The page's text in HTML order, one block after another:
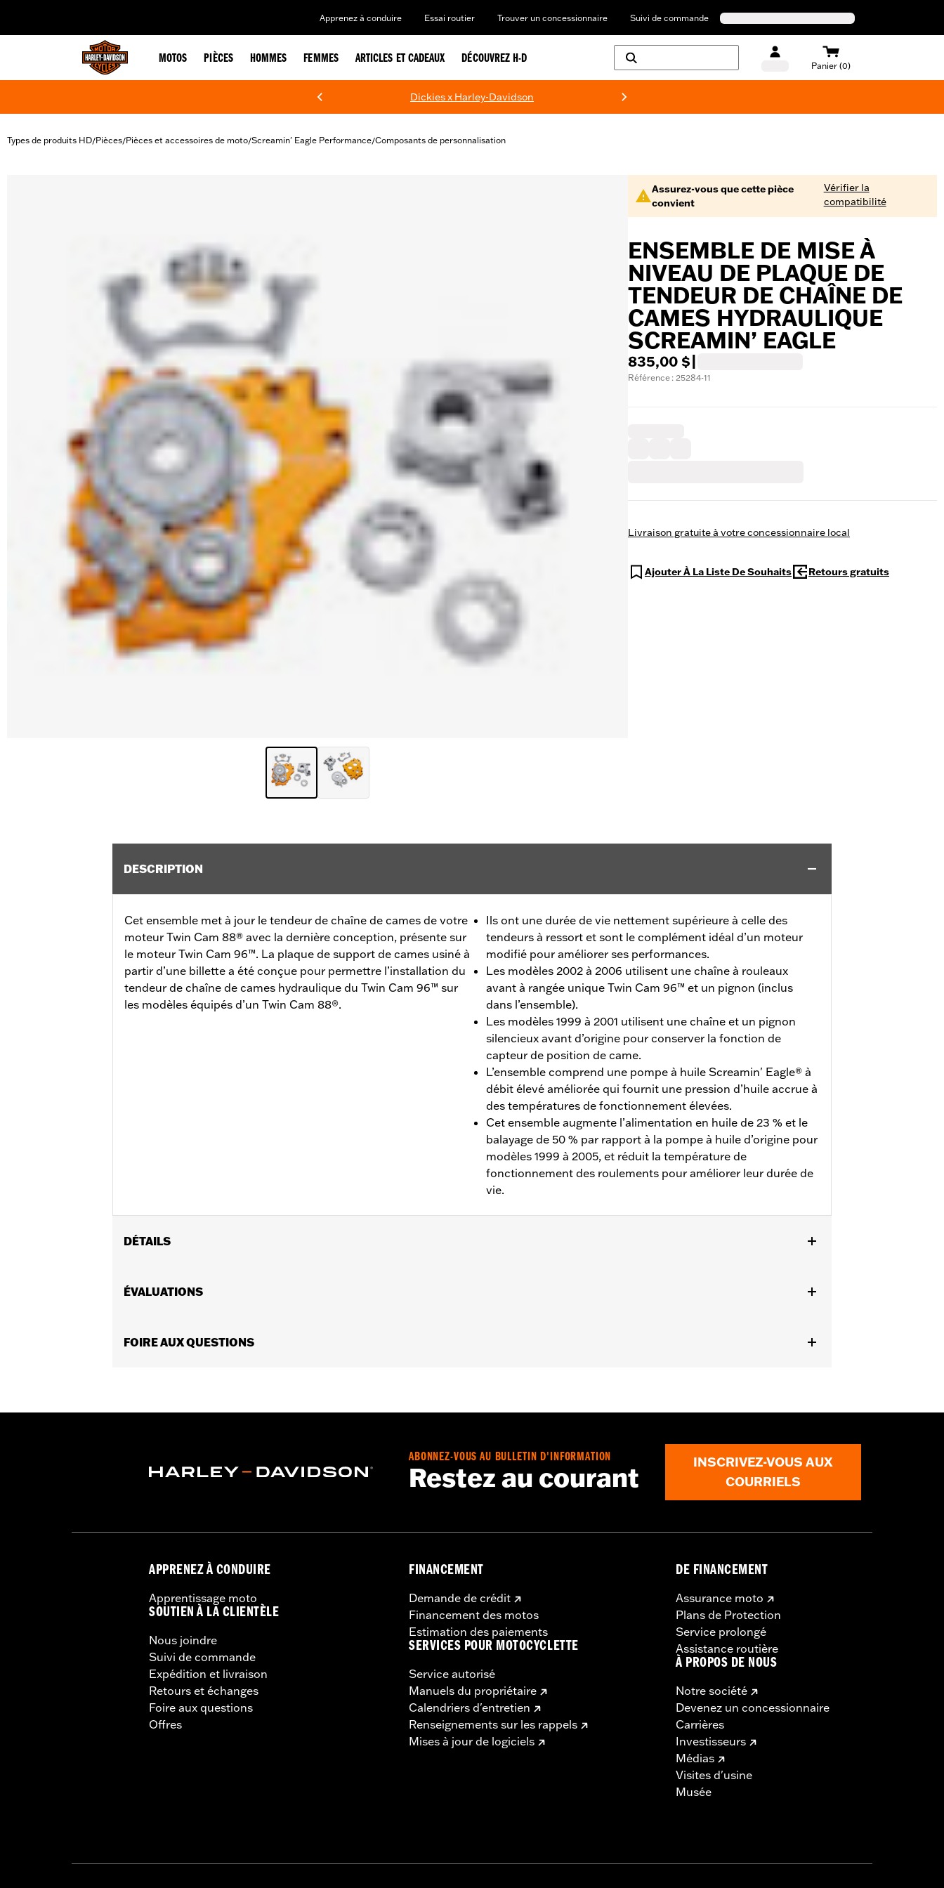
Apprenez à conduire Essai routier Trouver un concessionnaire Suivi de commande
MOTOS PIÈCES HOMMES FEMMES ARTICLES ET CADEAUX DÉCOUVREZ H-D
Panier (0)
Dickies x Harley-Davidson
Types de produits HD/Pièces/Pièces et accessoires de moto/Screamin' Eagle Performance/Composants de personnalisation
Assurez-vous que cette pièce
convient
Vérifier la
compatibilité
ENSEMBLE DE MISE À
NIVEAU DE PLAQUE DE
TENDEUR DE CHAÎNE DE
CAMES HYDRAULIQUE
SCREAMIN’ EAGLE
835,00 $
Référence : 25284-11
Livraison gratuite à votre concessionnaire local
Ajouter À La Liste De Souhaits Retours gratuits
DESCRIPTION
Cet ensemble met à jour le tendeur de chaîne de cames de votre
moteur Twin Cam 88® avec la dernière conception, présente sur
le moteur Twin Cam 96™. La plaque de support de cames usiné à
partir d’une billette a été conçue pour permettre l’installation du
tendeur de chaîne de cames hydraulique du Twin Cam 96™ sur
les modèles équipés d’un Twin Cam 88®.
Ils ont une durée de vie nettement supérieure à celle des
tendeurs à ressort et sont le complément idéal d’un moteur
modifié pour améliorer ses performances.
Les modèles 2002 à 2006 utilisent une chaîne à rouleaux
avant à rangée unique Twin Cam 96™ et un pignon (inclus
dans l’ensemble).
Les modèles 1999 à 2001 utilisent une chaîne et un pignon
silencieux avant d’origine pour conserver la fonction de
capteur de position de came.
L’ensemble comprend une pompe à huile Screamin' Eagle® à
débit élevé améliorée qui fournit une pression d’huile accrue à
des températures de fonctionnement élevées.
Cet ensemble augmente l’alimentation en huile de 23 % et le
balayage de 50 % par rapport à la pompe à huile d’origine pour
modèles 1999 à 2005, et réduit la température de
fonctionnement des roulements pour améliorer leur durée de
vie.
DÉTAILS
trousse d’entretoises n° de pièce 25285-08, de l’ensemble d’entretien des cames n° de pièce 17045-99D et de l’ensemble de retenue
Vendues en unités:Chaque
Produits Screamin’ Eagle® conformes aux normes de 50 États aux USA. Conforme aux normes EPA pour la vente et l'utilisation
ÉVALUATIONS
FOIRE AUX QUESTIONS
ABONNEZ-VOUS AU BULLETIN D'INFORMATION
Restez au courant
INSCRIVEZ-VOUS AUX
COURRIELS
APPRENEZ À CONDUIRE
Apprentissage moto
SOUTIEN À LA CLIENTÈLE
Nous joindre
Suivi de commande
Expédition et livraison
Retours et échanges
Foire aux questions
Offres
FINANCEMENT
Demande de crédit
Financement des motos
Estimation des paiements
SERVICES POUR MOTOCYCLETTE
Service autorisé
Manuels du propriétaire
Calendriers d'entretien
Renseignements sur les rappels
Mises à jour de logiciels
DE FINANCEMENT
Assurance moto
Plans de Protection
Service prolongé
Assistance routière
À PROPOS DE NOUS
Notre société
Devenez un concessionnaire
Carrières
Investisseurs
Médias
Visites d'usine
Musée